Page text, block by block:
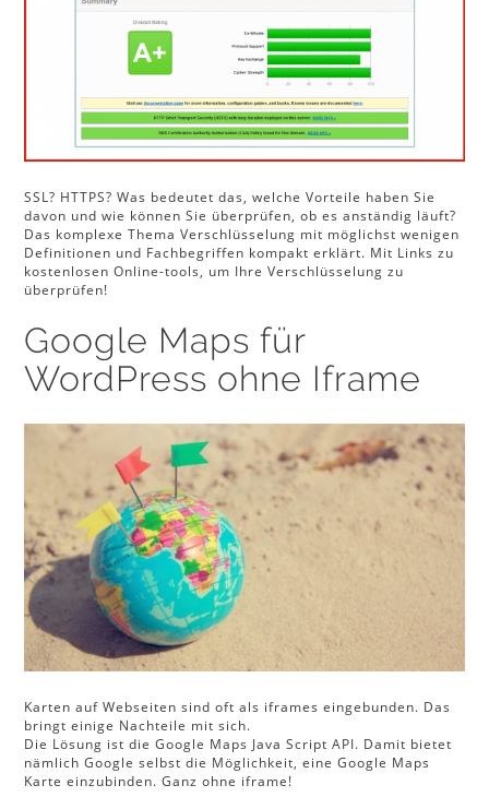
SSL? HTTPS? Was bedeutet das, welche Vorteile haben Sie
davon und wie können Sie überprüfen, ob es anständig läuft?
Das komplexe Thema Verschlüsselung mit möglichst wenigen
Definitionen und Fachbegriffen kompakt erklärt. Mit Links zu
kostenlosen Online-tools, um Ihre Verschlüsselung zu
überprüfen!
Google Maps für
WordPress ohne Iframe
Karten auf Webseiten sind oft als iframes eingebunden. Das
bringt einige Nachteile mit sich.
Die Lösung ist die Google Maps Java Script API. Damit bietet
nämlich Google selbst die Möglichkeit, eine Google Maps
Karte einzubinden. Ganz ohne iframe!